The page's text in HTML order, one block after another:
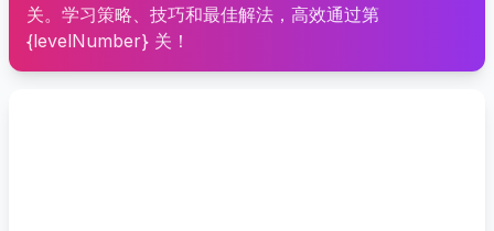
关。学习策略、技巧和最佳解法，高效通过第
{levelNumber} 关！